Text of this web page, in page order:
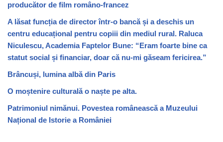
producător de film româno-francez
A lăsat funcția de director într-o bancă și a deschis un
centru educațional pentru copiii din mediul rural. Raluca
Niculescu, Academia Faptelor Bune: “Eram foarte bine ca
statut social și financiar, doar că nu-mi găseam fericirea.”
Brâncuși, lumina albă din Paris
O moștenire culturală o naște pe alta.
Patrimoniul nimănui. Povestea românească a Muzeului
Național de Istorie a României